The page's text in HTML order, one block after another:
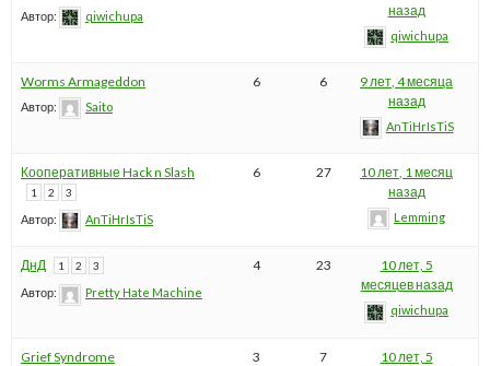
Автор: qiwichupa
назад
qiwichupa
Worms Armageddon
Автор: Saito
6 6
9 лет, 4 месяца
назад
AnTiHrIsTiS
Кооперативные Hack n Slash
1 2 3
Автор: AnTiHrIsTiS
6 27
10 лет, 1 месяц
назад
Lemming
ДнД 1 2 3
Автор: Pretty Hate Machine
4 23
10 лет, 5
месяцев назад
qiwichupa
Grief Syndrome 3 7
10 лет, 5